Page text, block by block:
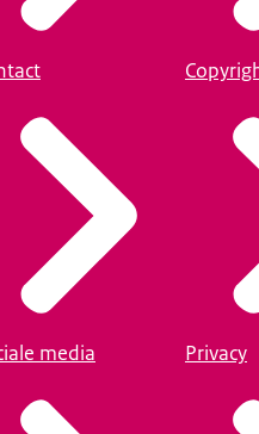
media Privacy